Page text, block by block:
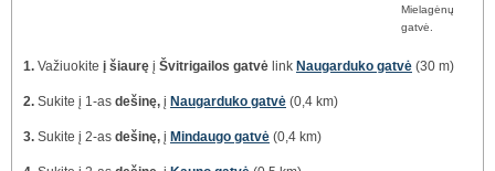
Mielagėnų
gatvė.
1. Važiuokite į šiaurę į Švitrigailos gatvė link Naugarduko gatvė (30 m)
2. Sukite į 1-as dešinę, į Naugarduko gatvė (0,4 km)
3. Sukite į 2-as dešinę, į Mindaugo gatvė (0,4 km)